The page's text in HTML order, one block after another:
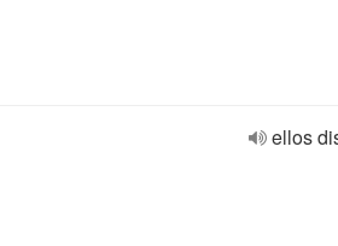
ellos